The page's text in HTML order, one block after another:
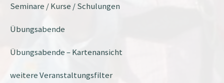
Seminare / Kurse / Schulungen
Übungsabende
Übungsabende – Kartenansicht
weitere Veranstaltungsfilter